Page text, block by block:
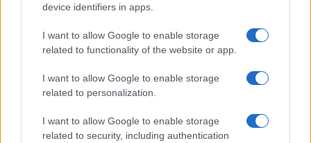
device identifiers in apps.
I want to allow Google to enable storage
related to functionality of the website or app.
I want to allow Google to enable storage
related to personalization.
I want to allow Google to enable storage
related to security, including authentication
τις φωτιές: Άμεσες αποζημιώσεις και
5/08/2026 - 7:49μμ